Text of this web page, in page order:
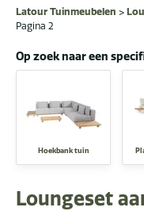
Latour Tuinmeubelen >
Pagina 2
Op zoek naar een
Hoekbank tuin
Loungeset